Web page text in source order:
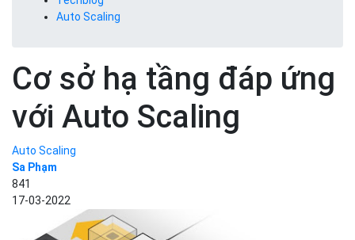
Auto Scaling
Cơ sở hạ tầng đáp ứng
với Auto Scaling
Auto Scaling
Sa Phạm
841
17-03-2022